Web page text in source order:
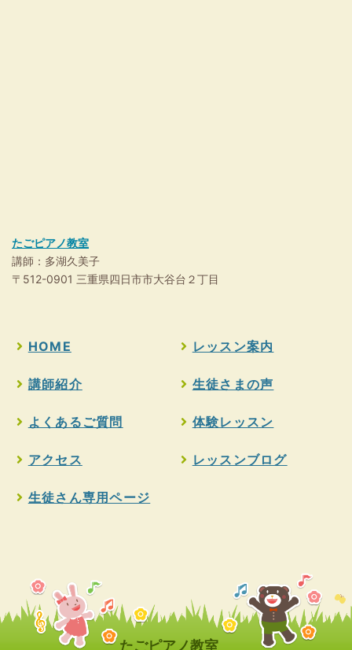
たごピアノ教室
講師：多湖久美子
〒512-0901 三重県四日市市大谷台２丁目
HOME レッスン案内
講師紹介 生徒さまの声
よくあるご質問 体験レッスン
アクセス レッスンブログ
生徒さん専用ページ
たごピアノ教室